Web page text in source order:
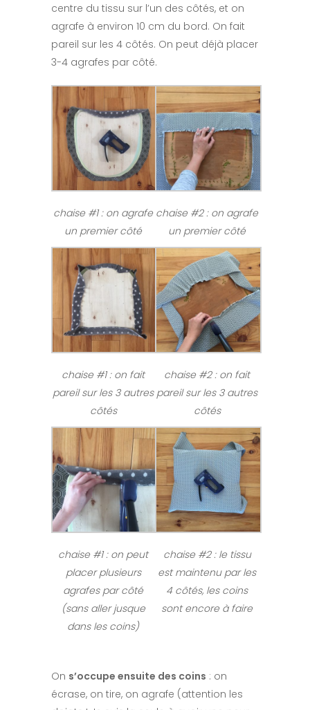
centre du tissu sur l’un des côtés, et on
agrafe à environ 10 cm du bord. On fait
pareil sur les 4 côtés. On peut déjà placer
3-4 agrafes par côté.
chaise #1 : on agrafe
un premier côté
chaise #2 : on agrafe
un premier côté
chaise #1 : on fait
pareil sur les 3 autres
côtés
chaise #2 : on fait
pareil sur les 3 autres
côtés
chaise #1 : on peut
placer plusieurs
agrafes par côté
(sans aller jusque
dans les coins)
chaise #2 : le tissu
est maintenu par les
4 côtés, les coins
sont encore à faire
On s’occupe ensuite des coins : on
écrase, on tire, on agrafe (attention les